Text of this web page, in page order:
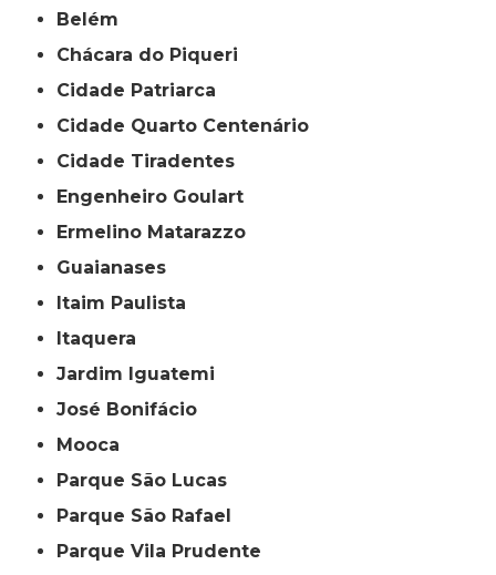
Belém
Chácara do Piqueri
Cidade Patriarca
Cidade Quarto Centenário
Cidade Tiradentes
Engenheiro Goulart
Ermelino Matarazzo
Guaianases
Itaim Paulista
Itaquera
Jardim Iguatemi
José Bonifácio
Mooca
Parque São Lucas
Parque São Rafael
Parque Vila Prudente